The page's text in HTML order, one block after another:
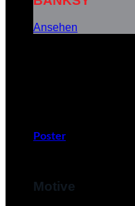
Ansehen
Banksy ist das
soziale
Poster
Motive